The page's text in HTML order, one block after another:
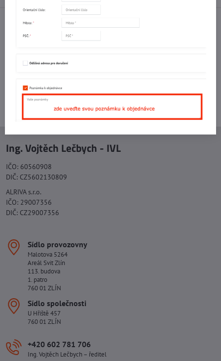
FacebookTwitterBlueskyPinterestReddit
Kontaktujte nás:
+420 577 523 563
Ing. Vojtěch Lečbych - IVL
IČO: 60560908
DIČ: CZ5602130809
ALRIVA s.r.o.
IČO: 29007356
DIČ: CZ29007356
Sídlo provozovny
Malotova 5264
Areál Svit Zlín
113. budova
1. patro
760 01 ZLÍN
Sídlo společnosti
U Hřiště 457
760 01 ZLÍN
+420 602 781 706
Ing. Vojtěch Lečbych – ředitel